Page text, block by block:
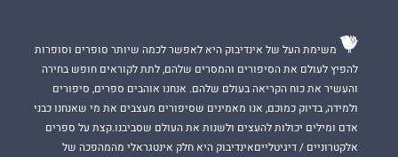
פגום
"סיפור אהבתם של טיילור ודין והמסע המשותף שלהם יחד יישארו
איתכם זמן רב לאחר סיום הקריאה."
Book Addict Reviews
משימת העל של אינדיבוק היא לאפשר לכמה שיותר סופרים וסופרות
להפיץ לעולם את הסיפורים והמסרים שלהם, לתת לקוראים חופש בחירה
והעשיר את כוח הקריאה בעולם שלהם. אנחנו אוהבים ספרים, סיפורים
ולמידה, בדיוק כמוכם, אנו מאמינים שסיפורים מעצבים את מי שאנחנו כבני
אדם ומילים יכולות להעצים ולשנות את העולם שסביבנו.קצת על ספרים
אלקטרוניים / דיגיטלייםאינדיבוק היא חלק אינטגראלי מהמהפכה של